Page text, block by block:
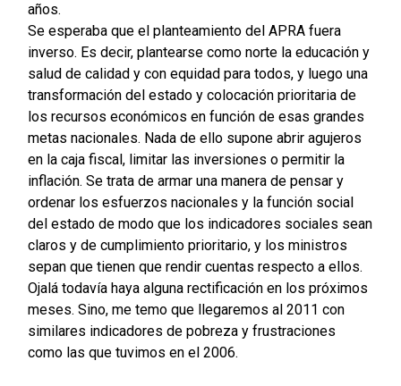
años.
Se esperaba que el planteamiento del APRA fuera
inverso. Es decir, plantearse como norte la educación y
salud de calidad y con equidad para todos, y luego una
transformación del estado y colocación prioritaria de
los recursos económicos en función de esas grandes
metas nacionales. Nada de ello supone abrir agujeros
en la caja fiscal, limitar las inversiones o permitir la
inflación. Se trata de armar una manera de pensar y
ordenar los esfuerzos nacionales y la función social
del estado de modo que los indicadores sociales sean
claros y de cumplimiento prioritario, y los ministros
sepan que tienen que rendir cuentas respecto a ellos.
Ojalá todavía haya alguna rectificación en los próximos
meses. Sino, me temo que llegaremos al 2011 con
similares indicadores de pobreza y frustraciones
como las que tuvimos en el 2006.